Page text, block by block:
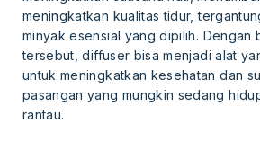
meningkatkan kualitas tidur,
minyak esensial yang dipilih. Dengan
tersebut, diffuser bisa menjadi alat
untuk meningkatkan kesehatan dan
pasangan yang mungkin sedang
rantau.